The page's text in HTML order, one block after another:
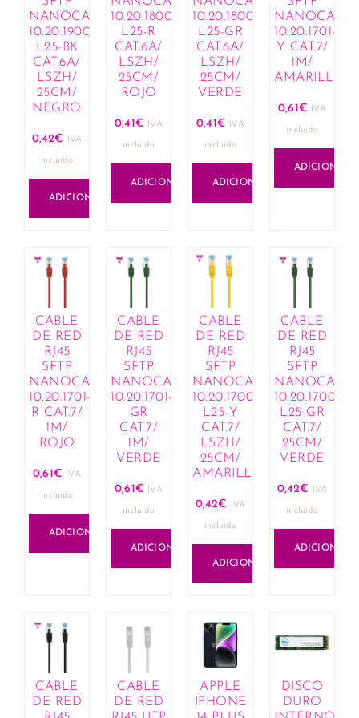
Cremes corantes e hennas
Máscaras e condicionadores
Óleos, loções e exfoliantes
Produtos de fixação para penteados
Queda de cabelo e revitalizantes
Sprays e sérums
Tratamentos capilares
Óleos essenciais e compostos
Construção
Ferramentas
Cosmética
Lábios
Bálsamos labiais
Batons e gloss
Lápis de lábios
Lotes de fragrâncias e cosméticos
Olhos
Anti-olheiras
Eyeliner e lápis
Máscaras de pestanas
Sobrancelhas
Sombras
Rosto
Bases
Blushers
Iluminadores de tez
Pós compactos
Manicure
Removedores de verniz
Vernizes
NANOCABLE
10.20.1900-
L25-BK
CAT.6A/
LSZH/
25CM/
NEGRO
0,42€ IVA
incluido
ADICIONAR
10.20.1800-
L25-R
CAT.6A/
LSZH/
25CM/
ROJO
0,41 € IVA
incluido
ADICIONAR
10.20.1800-
L25-GR
CAT.6A/
LSZH/
25CM/
VERDE
0,41 € IVA
incluido
ADICIONAR
NANOCABLE
10.20.1701-
Y CAT.7/
1M/
AMARILLO
0,61 € IVA
incluido
ADICIONAR
CABLE
DE RED
RJ45
SFTP
NANOCABLE
10.20.1701-
R CAT.7/
1M/
ROJO
0,61 € IVA
incluido
ADICIONAR
CABLE
DE RED
RJ45
SFTP
NANOCABLE
10.20.1701-
GR
CAT.7/
1M/
VERDE
0,61 € IVA
incluido
ADICIONAR
CABLE
DE RED
RJ45
SFTP
NANOCABLE
10.20.1700-
L25-Y
CAT.7/
LSZH/
25CM/
AMARILLO
0,42€ IVA
incluido
ADICIONAR
CABLE
DE RED
RJ45
SFTP
NANOCABLE
10.20.1700-
L25-GR
CAT.7/
25CM/
VERDE
0,42€ IVA
incluido
ADICIONAR
CABLE
DE RED
CABLE
DE RED
APPLE
IPHONE
DISCO
DURO